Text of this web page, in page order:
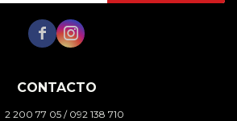
CONTACTO
2 200 77 05 / 092 138 710
 